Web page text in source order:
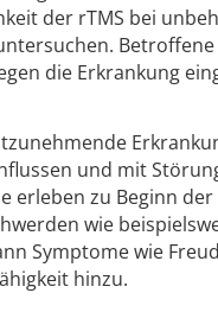
der rTMS bei
die Erkrankung
und mit
erleben zu Beginn
wie
Symptome wie
hinzu.